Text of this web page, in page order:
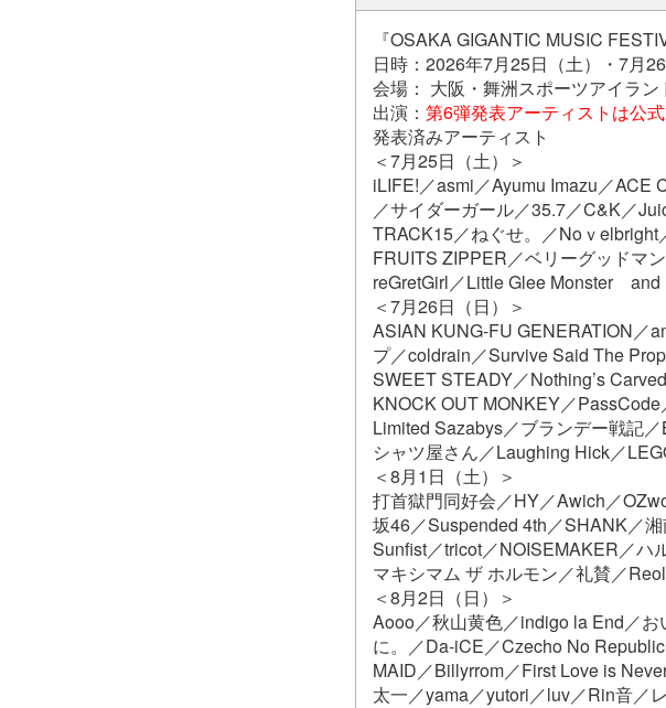
『OSAKA GIGANTIC MUSIC
日時：2026年7月25日（土）・7月
会場： 大阪・舞洲スポーツアイラン
出演： 第6弾発表アーティストは公
発表済みアーティスト
＜7月25日（土）＞
iLIFE!／asmi／Ayumu Imazu／ACE
／サイダーガール／35.7／C&K／
TRACK15／ねぐせ。／Noｖ
FRUITS ZIPPER／ベリーグッドマ
reGretGirl／Little Glee Monster
＜7月26日（日）＞
ASIAN KUNG-FU GENERATION／
プ／coldrain／Survive Said The
SWEET STEADY／Nothing’s
KNOCK OUT MONKEY／
Limited Sazabys／ブランデー戦記
シャツ屋さん／Laughing Hick／
＜8月1日（土）＞
打首獄門同好会／HY／Awich／
坂46／Suspended 4th／SHANK／
Sunfist／tricot／NOISEMAKER／ハ
マキシマム ザ ホルモン／礼賛／
＜8月2日（日）＞
Aooo／秋山黄色／indigo la End／
に。／Da-iCE／Czecho No
MAID／Billyrrom／First Love is
太一／yama／yutori／luv／Rin音